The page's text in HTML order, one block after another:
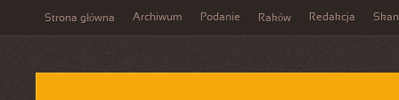
Strona główna Archiwum Podanie Raków Redakcja